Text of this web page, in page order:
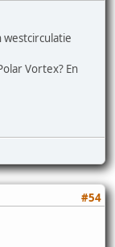
westcirculatie
Vortex? En
#54